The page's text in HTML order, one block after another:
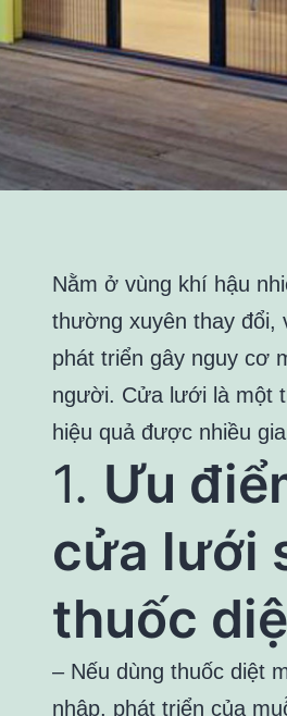
Nằm ở vùng khí hậu
thường xuyên thay đổi,
phát triển gây nguy cơ
người. Cửa lưới là một
hiệu quả được nhiều
1. Ưu
cửa lưới
thuốc
– Nếu dùng thuốc diệt
nhập, phát triển của